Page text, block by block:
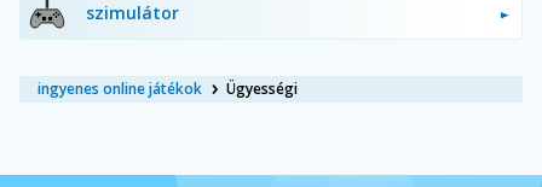
ingyenes online játékok Ügyességi
szimulátor